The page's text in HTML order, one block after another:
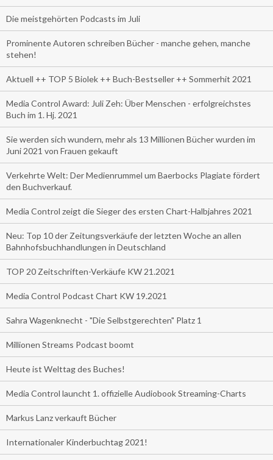
Die meistgehörten Podcasts im Juli
Prominente Autoren schreiben Bücher - manche gehen, manche
stehen!
Aktuell ++ TOP 5 Biolek ++ Buch-Bestseller ++ Sommerhit 2021
Media Control Award: Juli Zeh: Über Menschen - erfolgreichstes
Buch im 1. Hj. 2021
Sie werden sich wundern, mehr als 13 Millionen Bücher wurden im
Juni 2021 von Frauen gekauft
Verkehrte Welt: Der Medienrummel um Baerbocks Plagiate fördert
den Buchverkauf.
Media Control zeigt die Sieger des ersten Chart-Halbjahres 2021
Neu: Top 10 der Zeitungsverkäufe der letzten Woche an allen
Bahnhofsbuchhandlungen in Deutschland
TOP 20 Zeitschriften-Verkäufe KW 21.2021
Media Control Podcast Chart KW 19.2021
Sahra Wagenknecht - "Die Selbstgerechten" Platz 1
Millionen Streams Podcast boomt
Heute ist Welttag des Buches!
Media Control launcht 1. offizielle Audiobook Streaming-Charts
Markus Lanz verkauft Bücher
Internationaler Kinderbuchtag 2021!